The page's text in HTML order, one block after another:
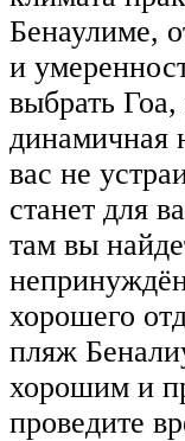
Бенаулиме,
и
выбрать
динамичная
вас не
станет для
там вы
хорошего
пляж
хорошим и
проведите